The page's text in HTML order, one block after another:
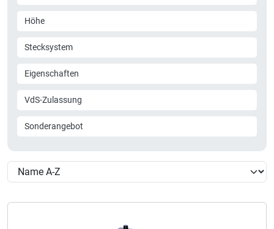
Höhe
Stecksystem
Eigenschaften
VdS-Zulassung
Sonderangebot